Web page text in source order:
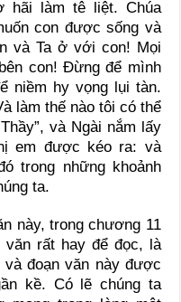
hãi làm tê liệt. Chúa
con được sống và
và Ta ở với con! Mọi
con! Đừng để mình
niềm hy vọng lụi tàn.
làm thế nào tôi có thể
và Ngài nắm lấy
em được kéo ra: và
trong những khoảnh
ta.
này, trong chương 11
văn rất hay để đọc, là
đoạn văn này được
kề. Có lẽ chúng ta